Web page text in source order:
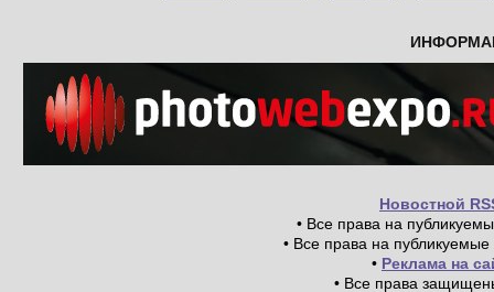
Новостной
• Все права на
• Все права на
• Реклама на
• Все права